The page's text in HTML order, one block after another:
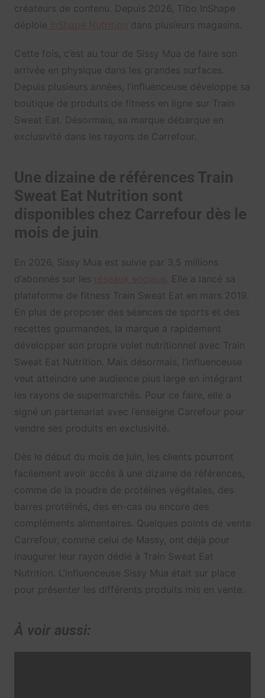
créateurs de contenu. Depuis 2026, Tibo InShape
déploie
dans plusieurs magasins.
Cette fois, c’est au tour de Sissy Mua de faire son
arrivée en physique dans les grandes surfaces.
Depuis plusieurs années, l’influenceuse développe sa
boutique de produits de fitness en ligne sur Train
Sweat Eat. Désormais, sa marque débarque en
exclusivité dans les rayons de Carrefour.
Une dizaine de références Train
Sweat Eat Nutrition sont
disponibles chez Carrefour dès le
mois de juin
En 2026, Sissy Mua est suivie par 3,5 millions
d’abonnés sur les
. Elle a lancé sa
plateforme de fitness Train Sweat Eat en mars 2019.
En plus de proposer des séances de sports et des
recettes gourmandes, la marque a rapidement
développer son propre volet nutritionnel avec Train
Sweat Eat Nutrition. Mais désormais, l’influenceuse
veut atteindre une audience plus large en intégrant
les rayons de supermarchés. Pour ce faire, elle a
signé un partenariat avec l’enseigne Carrefour pour
vendre ses produits en exclusivité.
Dès le début du mois de juin, les clients pourront
facilement avoir accès à une dizaine de références,
comme de la poudre de protéines végétales, des
barres protéinés, des en-cas ou encore des
compléments alimentaires. Quelques points de vente
Carrefour, comme celui de Massy, ont déjà pour
inaugurer leur rayon dédié à Train Sweat Eat
Nutrition. L’influenceuse Sissy Mua était sur place
pour présenter les différents produits mis en vente.
À voir aussi: